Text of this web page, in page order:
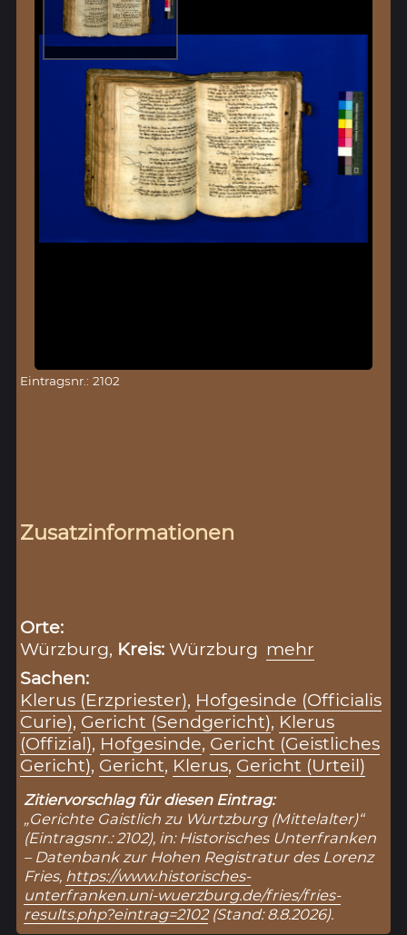
Eintragsnr.: 2102
Zusatzinformationen
Orte:
Würzburg, Kreis:Würzburg mehr
Sachen:
Klerus (Erzpriester), Hofgesinde (Officialis
Curie), Gericht (Sendgericht), Klerus
(Offizial), Hofgesinde, Gericht (Geistliches
Gericht), Gericht, Klerus, Gericht (Urteil)
Zitiervorschlag für diesen Eintrag:
„Gerichte Gaistlich zu Wurtzburg (Mittelalter)“
(Eintragsnr.: 2102), in: Historisches Unterfranken
– Datenbank zur Hohen Registratur des Lorenz
Fries, https://www.historisches-
unterfranken.uni-wuerzburg.de/fries/fries-
results.php?eintrag=2102(Stand: 8.8.2026).